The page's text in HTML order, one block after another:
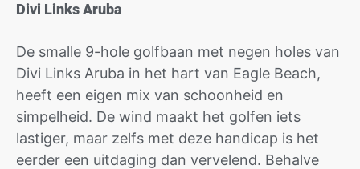
Divi Links Aruba
De smalle 9-hole golfbaan met negen holes van
Divi Links Aruba in het hart van Eagle Beach,
heeft een eigen mix van schoonheid en
simpelheid. De wind maakt het golfen iets
lastiger, maar zelfs met deze handicap is het
eerder een uitdaging dan vervelend. Behalve